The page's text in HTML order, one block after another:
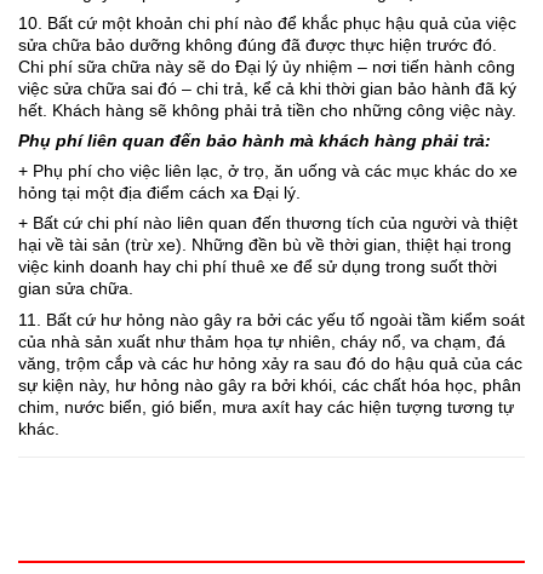
10. Bất cứ một khoản chi phí nào để khắc phục hậu quả của việc
sửa chữa bảo dưỡng không đúng đã được thực hiện trước đó.
Chi phí sữa chữa này sẽ do Đại lý ủy nhiệm – nơi tiến hành công
việc sửa chữa sai đó – chi trả, kể cả khi thời gian bảo hành đã ký
hết. Khách hàng sẽ không phải trả tiền cho những công việc này.
Phụ phí liên quan đến bảo hành mà khách hàng phải trả:
+ Phụ phí cho việc liên lạc, ở trọ, ăn uống và các mục khác do xe
hỏng tại một địa điểm cách xa Đại lý.
+ Bất cứ chi phí nào liên quan đến thương tích của người và thiệt
hại về tài sản (trừ xe). Những đền bù về thời gian, thiệt hại trong
việc kinh doanh hay chi phí thuê xe để sử dụng trong suốt thời
gian sửa chữa.
11. Bất cứ hư hỏng nào gây ra bởi các yếu tố ngoài tầm kiểm soát
của nhà sản xuất như thảm họa tự nhiên, cháy nổ, va chạm, đá
văng, trộm cắp và các hư hỏng xảy ra sau đó do hậu quả của các
sự kiện này, hư hỏng nào gây ra bởi khói, các chất hóa học, phân
chim, nước biển, gió biển, mưa axít hay các hiện tượng tương tự
khác.